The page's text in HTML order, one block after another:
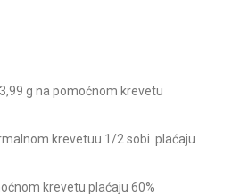
g na pomoćnom krevetu
krevetuu 1/2 sobi plaćaju
krevetu plaćaju 60%